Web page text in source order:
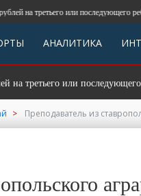
третьего или последующего ребенка
АНАЛИТИКА
или последующего
Преподаватель из